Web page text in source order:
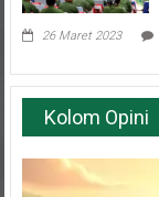
26 Maret 2023
Kolom Opini